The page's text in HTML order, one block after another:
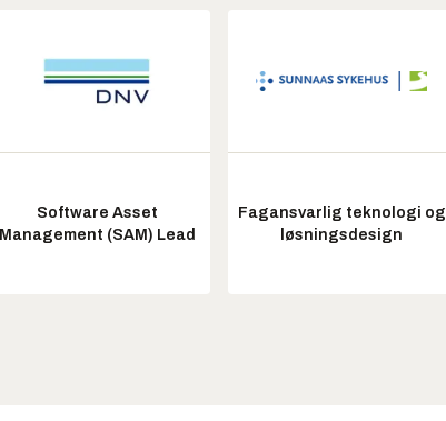
Software Asset
Management (SAM) Lead
Fagansvarlig teknologi og
løsningsdesign